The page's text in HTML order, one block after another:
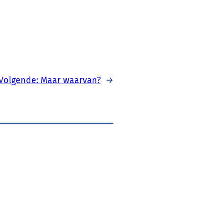
Maar waarvan? →